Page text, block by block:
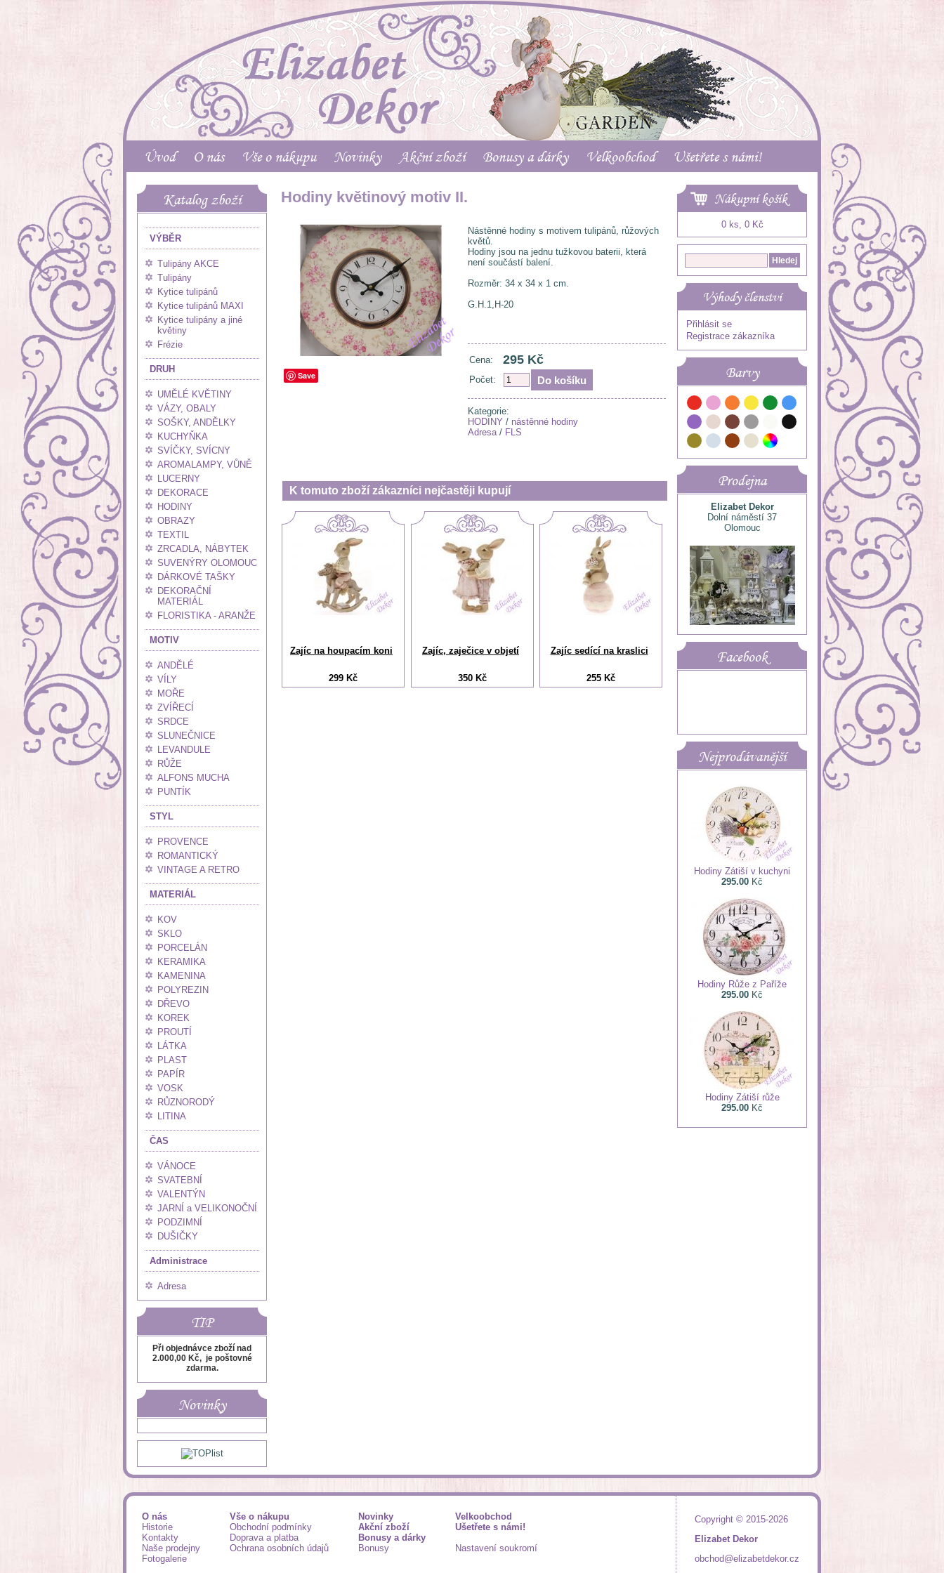
Úvod O nás Vše o nákupu Novinky Akční zboží Bonusy a dárky Velkoobchod Ušetřete s námi!
Katalog zboží
VÝBĚR
Tulipány AKCE
Tulipány
Kytice tulipánů
Kytice tulipánů MAXI
Kytice tulipány a jiné
květiny
Frézie
DRUH
UMĚLÉ KVĚTINY
VÁZY, OBALY
SOŠKY, ANDĚLKY
KUCHYŇKA
SVÍČKY, SVÍCNY
AROMALAMPY, VŮNĚ
LUCERNY
DEKORACE
HODINY
OBRAZY
TEXTIL
ZRCADLA, NÁBYTEK
SUVENÝRY OLOMOUC
DÁRKOVÉ TAŠKY
DEKORAČNÍ
MATERIÁL
FLORISTIKA - ARANŽE
MOTIV
ANDĚLÉ
VÍLY
MOŘE
ZVÍŘECÍ
SRDCE
SLUNEČNICE
LEVANDULE
RŮŽE
ALFONS MUCHA
PUNTÍK
STYL
PROVENCE
ROMANTICKÝ
VINTAGE A RETRO
MATERIÁL
KOV
SKLO
PORCELÁN
KERAMIKA
KAMENINA
POLYREZIN
DŘEVO
KOREK
PROUTÍ
LÁTKA
PLAST
PAPÍR
VOSK
RŮZNORODÝ
LITINA
ČAS
VÁNOCE
SVATEBNÍ
VALENTÝN
JARNÍ a VELIKONOČNÍ
PODZIMNÍ
DUŠIČKY
Administrace
Adresa
TIP
Při objednávce zboží nad
2.000,00 Kč, je poštovné
zdarma.
Novinky
Hodiny květinový motiv II.
Save
Nástěnné hodiny s motivem tulipánů, růžových
květů.
Hodiny jsou na jednu tužkovou baterii, která
není součástí balení.
Rozměr: 34 x 34 x 1 cm.
G.H.1,H-20
Cena: 295 Kč
Počet:
Kategorie:
HODINY / nástěnné hodiny
Adresa/ FLS
K tomuto zboží zákazníci nejčastěji kupují
Zajíc na houpacím koni
299 Kč
Zajíc, zaječice v objetí
350 Kč
Zajíc sedící na kraslici
255 Kč
Nákupní košík
0 ks, 0 Kč
Výhody členství
Přihlásit se
Registrace zákazníka
Barvy
Prodejna
Elizabet Dekor
Dolní náměstí 37
Olomouc
Facebook
Nejprodávanější
Hodiny Zátiší v kuchyni
295.00 Kč
Hodiny Růže z Paříže
295.00 Kč
Hodiny Zátiší růže
295.00 Kč
Copyright © 2015-2026
Elizabet Dekor
obchod@elizabetdekor.cz
O nás
Historie
Kontakty
Naše prodejny
Fotogalerie
Vše o nákupu
Obchodní podmínky
Doprava a platba
Ochrana osobních údajů
Novinky
Akční zboží
Bonusy a dárky
Bonusy
Velkoobchod
Ušetřete s námi!
Nastavení soukromí